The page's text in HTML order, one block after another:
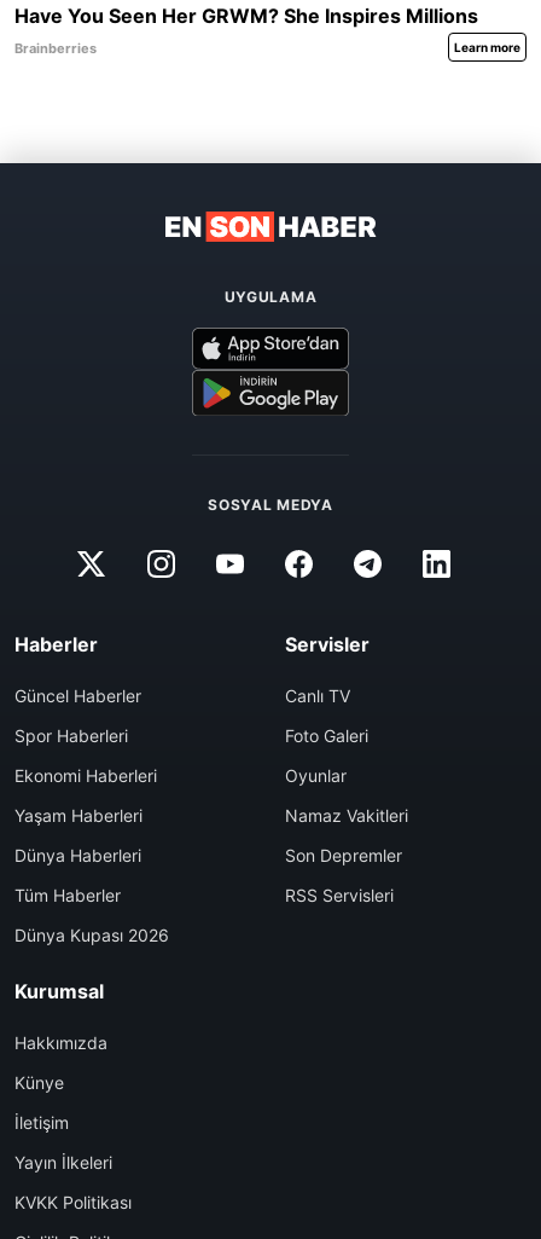
UYGULAMA
SOSYAL MEDYA
Haberler
Güncel Haberler
Spor Haberleri
Ekonomi Haberleri
Yaşam Haberleri
Dünya Haberleri
Tüm Haberler
Dünya Kupası 2026
Servisler
Canlı TV
Foto Galeri
Oyunlar
Namaz Vakitleri
Son Depremler
RSS Servisleri
Kurumsal
Hakkımızda
Künye
İletişim
Yayın İlkeleri
KVKK Politikası